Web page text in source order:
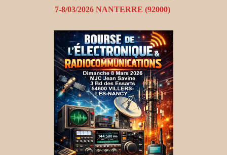
7-8/03/2026 NANTERRE (92000)